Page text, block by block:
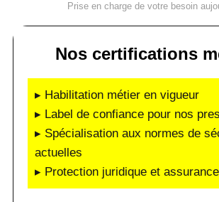
Prise en charge de votre besoin
Nos certifications
▸ Habilitation métier en vigueur
▸ Label de confiance pour nos
▸ Spécialisation aux normes de
actuelles
▸ Protection juridique et